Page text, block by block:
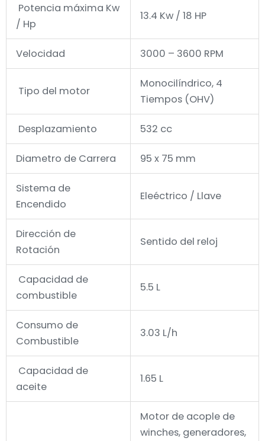
Potencia máxima Kw
/ Hp
13.4 Kw / 18 HP
Velocidad 3000 – 3600 RPM
Tipo del motor
Monocilíndrico, 4
Tiempos (OHV)
Desplazamiento 532 cc
Diametro de Carrera 95 x 75 mm
Sistema de
Encendido
Eleéctrico / Llave
Dirección de
Rotación
Sentido del reloj
Capacidad de
combustible
5.5 L
Consumo de
Combustible
3.03 L/h
Capacidad de
aceite
1.65 L
Motor de acople de
winches, generadores,